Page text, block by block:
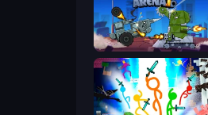
Tanks Arena io: Craft & Combat